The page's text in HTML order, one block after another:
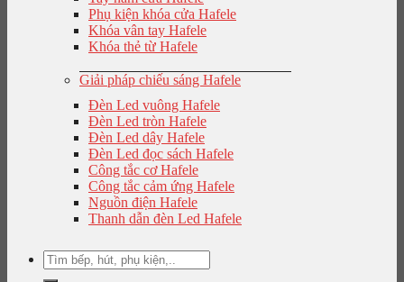
Phụ kiện khóa cửa Hafele
Khóa vân tay Hafele
Khóa thẻ từ Hafele
Giải pháp chiếu sáng Hafele
Đèn Led vuông Hafele
Đèn Led tròn Hafele
Đèn Led dây Hafele
Đèn Led đọc sách Hafele
Công tắc cơ Hafele
Công tắc cảm ứng Hafele
Nguồn điện Hafele
Thanh dẫn đèn Led Hafele
Tìm
kiếm: